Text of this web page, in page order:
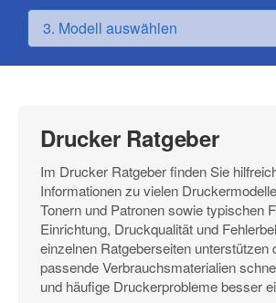
Drucker Ratgeber
Im Drucker Ratgeber finden Sie
Informationen zu vielen
Tonern und Patronen sowie typischen
Einrichtung, Druckqualität und
einzelnen Ratgeberseiten unterstützen
passende Verbrauchsmaterialien
und häufige Druckerprobleme besser